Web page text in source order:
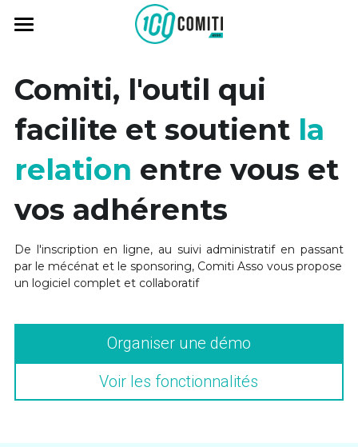
Solutions
Logiciel
Formations
Lab
Temoignages
Tarifs
Ressources
contact@comiti-asso.fr
Se Connecter
Comiti, l'outil qui
facilite et soutient la
relation entre vous et
vos adhérents
De l'inscription en ligne, au suivi administratif en passant
un logiciel complet et collaboratif
Organiser une démo
Voir les fonctionnalités